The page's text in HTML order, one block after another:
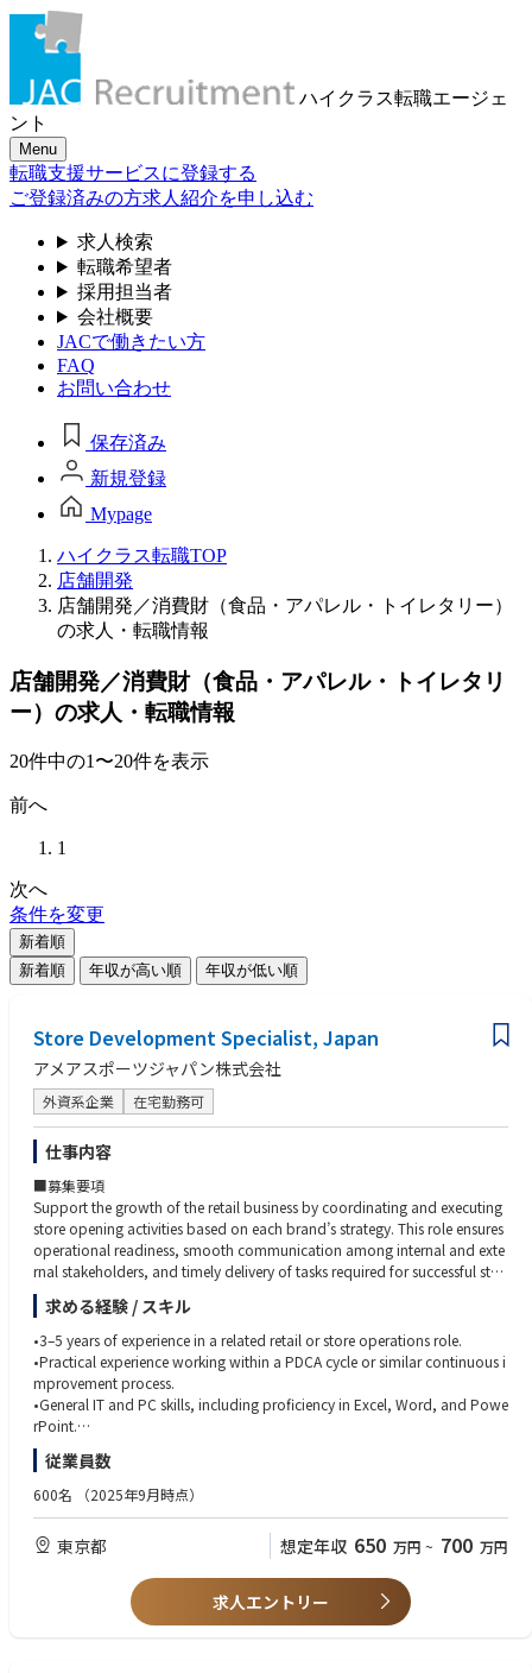
ハイクラス転職エージェ
ント
Menu
転職支援サービスに登録する
ご登録済みの方求人紹介を申し込む
求人検索
転職希望者
採用担当者
会社概要
JACで働きたい方
FAQ
お問い合わせ
保存済み
新規登録
Mypage
ハイクラス転職TOP
店舗開発
店舗開発／消費財（食品・アパレル・トイレタリー）
の求人・転職情報
店舗開発／消費財（食品・アパレル・トイレタリ
ー）の求人・転職情報
20件中の1〜20件を表示
前へ
1
次へ
条件を変更
新着順
新着順
年収が高い順 年収が低い順
Store Development Specialist, Japan
アメアスポーツジャパン株式会社
外資系企業 在宅勤務可
仕事内容
■募集要項
Support the growth of the retail business by coordinating and executing
store opening activities based on each brand’s strategy. This role ensures
operational readiness, smooth communication among internal and exte
rnal stakeholders, and timely delivery of tasks required for successful stor
e launches.
各ブランドの戦略に基づき、店舗の新規出店業務を調整・実行すること
で、リテール事業の成長を支援します。本職務では、円滑な店舗運営体制
の確立、社内外の関係者とのスムーズな連携、そして店舗の立ち上げを成
功させるために必要なタスクの期日通りの遂行を確実にします。
■業務概要
•Coordinate with each brand to support store opening planning based
on their strategy, ensuring smooth information sharing and timely execut
•Maintain regular communication with developers and real estate agenci
•Conduct area and property research, compiling relevant market data to
support site evaluation and decision-making.
求める経験 / スキル
•3–5 years of experience in a related retail or store operations role.
•Practical experience working within a PDCA cycle or similar continuous i
mprovement process.
•General IT and PC skills, including proficiency in Excel, Word, and Powe
rPoint.
•Strong communication and coordination skills with internal teams and
external partners.
•Ability to execute store-opening tasks accurately and on schedule.
•High attention to detail in documents, contracts, and project tracking.
•Ability to build positive relationships with developers, landlords, and ve
•Practical problem-solving skills and flexibility in managing multiple task
従業員数
600名 （2025年9月時点）
東京都 想定年収 650 万円 ~ 700 万円
求人エントリー